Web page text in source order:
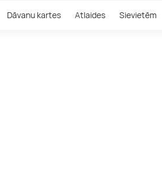
Dāvanu kartes Atlaides Sievietēm